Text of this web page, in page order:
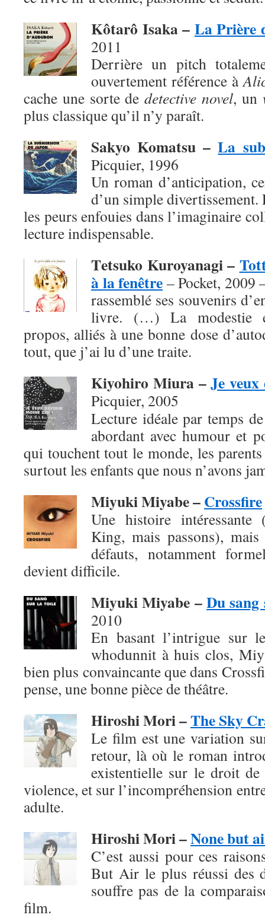
Kôtarô Isaka – La Prière
2011
Derrière un pitch
ouvertement référence à
cache une sorte dedetective novel, un
plus classique qu’il n’y paraît.
Sakyo Komatsu –La
Picquier, 1996
Un roman d’anticipation,
d’un simple
les peurs enfouies dans l’imaginaire
lecture indispensable.
Tetsuko Kuroyanagi –
à la fenêtre – Pocket, 2009
rassemblé ses souvenirs
livre. (…) La modestie
propos, alliés à une bonne dose
tout, que j’ai lu d’une traite.
Kiyohiro Miura –Je
Picquier, 2005
Lecture idéale par temps
abordant avec humour et
qui touchent tout le monde, les
surtout les enfants que nous n’avons
Miyuki Miyabe –Crossfire
Une histoire intéressante
King, mais passons),
défauts, notamment
devient difficile.
Miyuki Miyabe –Du
2010
En basant l’intrigue sur
whodunnit à huis clos,
bien plus convaincante que dans
pense, une bonne pièce de théâtre.
Hiroshi Mori –The Sky
Le film est une variation
retour, là où le roman
existentielle sur le droit
violence, et sur l’incompréhension
adulte.
Hiroshi Mori –None but
C’est aussi pour ces
But Air le plus réussi des
souffre pas de la
film.